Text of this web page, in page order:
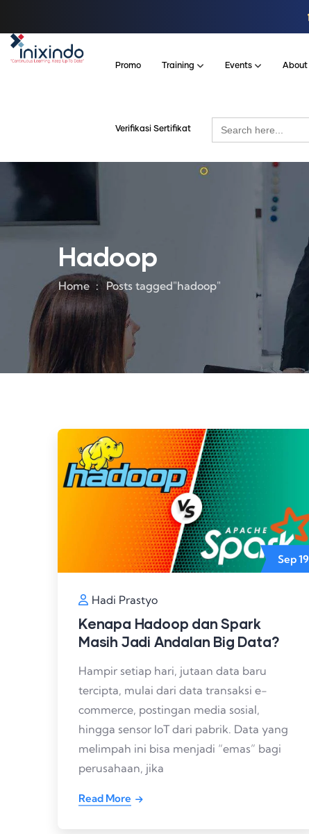
Promo Training Events About
Verifikasi Sertifikat
Search
for:
Hadoop
Home Posts tagged"hadoop"
Sep19
Hadi Prastyo
Kenapa Hadoop dan Spark
Masih Jadi Andalan Big Data?
Hampir setiap hari, jutaan data baru
tercipta, mulai dari data transaksi e-
commerce, postingan media sosial,
hingga sensor IoT dari pabrik. Data yang
melimpah ini bisa menjadi “emas” bagi
perusahaan, jika
Read More